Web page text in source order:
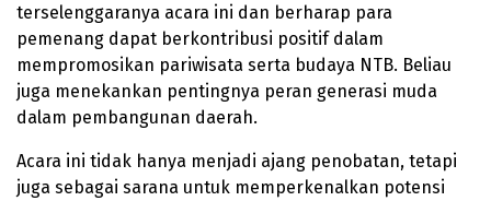
terselenggaranya acara ini dan berharap para
pemenang dapat berkontribusi positif dalam
mempromosikan pariwisata serta budaya NTB. Beliau
juga menekankan pentingnya peran generasi muda
dalam pembangunan daerah.
Acara ini tidak hanya menjadi ajang penobatan, tetapi
juga sebagai sarana untuk memperkenalkan potensi